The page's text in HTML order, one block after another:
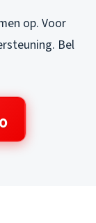
op. Voor
Bel